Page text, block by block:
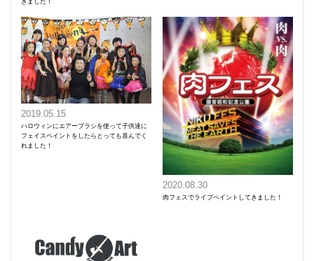
2019.05.15
ハロウィンにエアーブラシを使って子供達に
フェイスペイントをしたらとっても喜んでく
れました！
2020.08.30
肉フェスでライブペイントしてきました！